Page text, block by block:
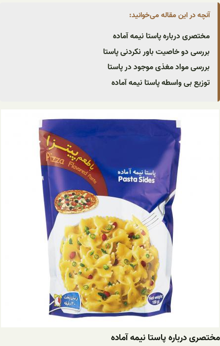
آنچه در این مقاله می‌خوانید:
مختصری درباره پاستا نیمه آماده
بررسی دو خاصیت باور نکردنی پاستا
بررسی مواد مغذی موجود در پاستا
توزیع بی واسطه پاستا نیمه آماده
مختصری درباره پاستا نیمه آماده